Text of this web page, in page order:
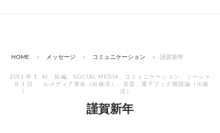
HOME » メッセージ » コミュニケーション » 謹賀新年
2011 年 1
月 1 日
A) 短編 SOCIAL MEDIA コミュニケーション
ソーシャ
ルメディア革命（出版済）
言霊
電子ブック開国論（出版
済）
謹賀新年